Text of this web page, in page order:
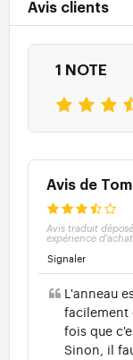
Avis clients
1 NOTE
Avis de
Avis traduit
expérience
Signaler
L'anneau
facilement
fois que
Sinon, il